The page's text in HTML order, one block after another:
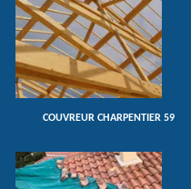
COUVREUR CHARPENTIER 59